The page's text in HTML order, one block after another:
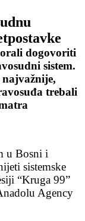
dogovoriti
sistem.
najvažnije,
trebali
u Bosni i
sistemske
“Kruga 99”
Agency